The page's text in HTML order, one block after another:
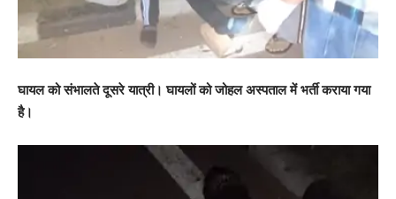
घायल को संभालते दूसरे यात्री। घायलों को जोहल अस्पताल में भर्ती कराया गया
है।